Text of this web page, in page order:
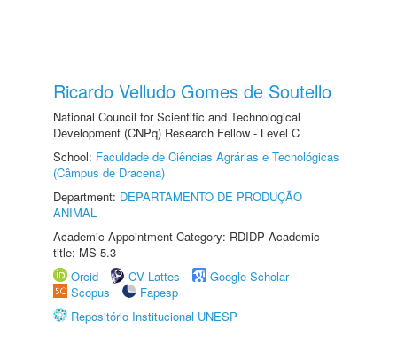
Ricardo Velludo Gomes de Soutello
National Council for Scientific and Technological
Development (CNPq) Research Fellow - Level C
School: Faculdade de Ciências Agrárias e Tecnológicas
(Câmpus de Dracena)
Department: DEPARTAMENTO DE PRODUÇÃO
ANIMAL
Academic Appointment Category: RDIDP Academic
title: MS-5.3
Orcid
CV Lattes
Google Scholar
Scopus
Fapesp
Repositório Institucional UNESP